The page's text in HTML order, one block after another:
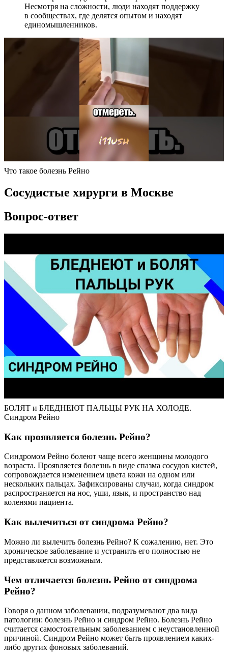
Несмотря на сложности, люди находят поддержку
в сообществах, где делятся опытом и находят
единомышленников.
Что такое болезнь Рейно
Сосудистые хирурги в Москве
Вопрос-ответ
БОЛЯТ и БЛЕДНЕЮТ ПАЛЬЦЫ РУК НА ХОЛОДЕ.
Синдром Рейно
Как проявляется болезнь Рейно?
Синдромом Рейно болеют чаще всего женщины молодого
возраста. Проявляется болезнь в виде спазма сосудов кистей,
сопровождается изменением цвета кожи на одном или
нескольких пальцах. Зафиксированы случаи, когда синдром
распространяется на нос, уши, язык, и пространство над
коленями пациента.
Как вылечиться от синдрома Рейно?
Можно ли вылечить болезнь Рейно? К сожалению, нет. Это
хроническое заболевание и устранить его полностью не
представляется возможным.
Чем отличается болезнь Рейно от синдрома
Рейно?
Говоря о данном заболевании, подразумевают два вида
патологии: болезнь Рейно и синдром Рейно. Болезнь Рейно
считается самостоятельным заболеванием с неустановленной
причиной. Синдром Рейно может быть проявлением каких-
либо других фоновых заболеваний.